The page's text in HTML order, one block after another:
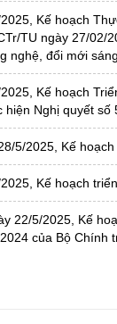
Kế hoạch
TU ngày 27/02/
nghệ, đổi mới
Kế hoạch
Nghị quyết
5/2025, Kế
Kế hoạch
22/5/2025, Kế
của Bộ